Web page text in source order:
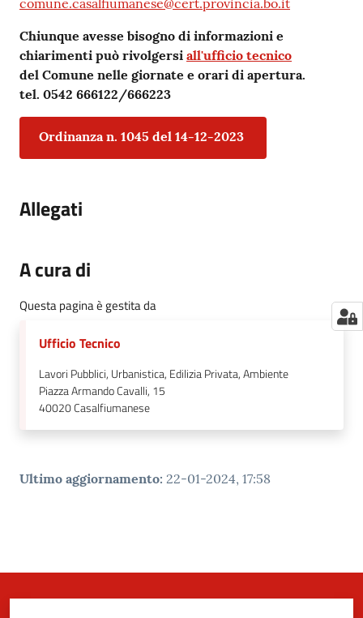
comune.casalfiumanese@cert.provincia.bo.it
Chiunque avesse bisogno di informazioni e
chiarimenti può rivolgersi all'ufficio tecnico
del Comune nelle giornate e orari di apertura.
tel. 0542 666122/666223
Ordinanza n. 1045 del 14-12-2023
Allegati
A cura di
Questa pagina è gestita da
Ufficio Tecnico
Lavori Pubblici, Urbanistica, Edilizia Privata, Ambiente
Piazza Armando Cavalli, 15
40020Casalfiumanese
Ultimo aggiornamento: 22-01-2024, 17:58